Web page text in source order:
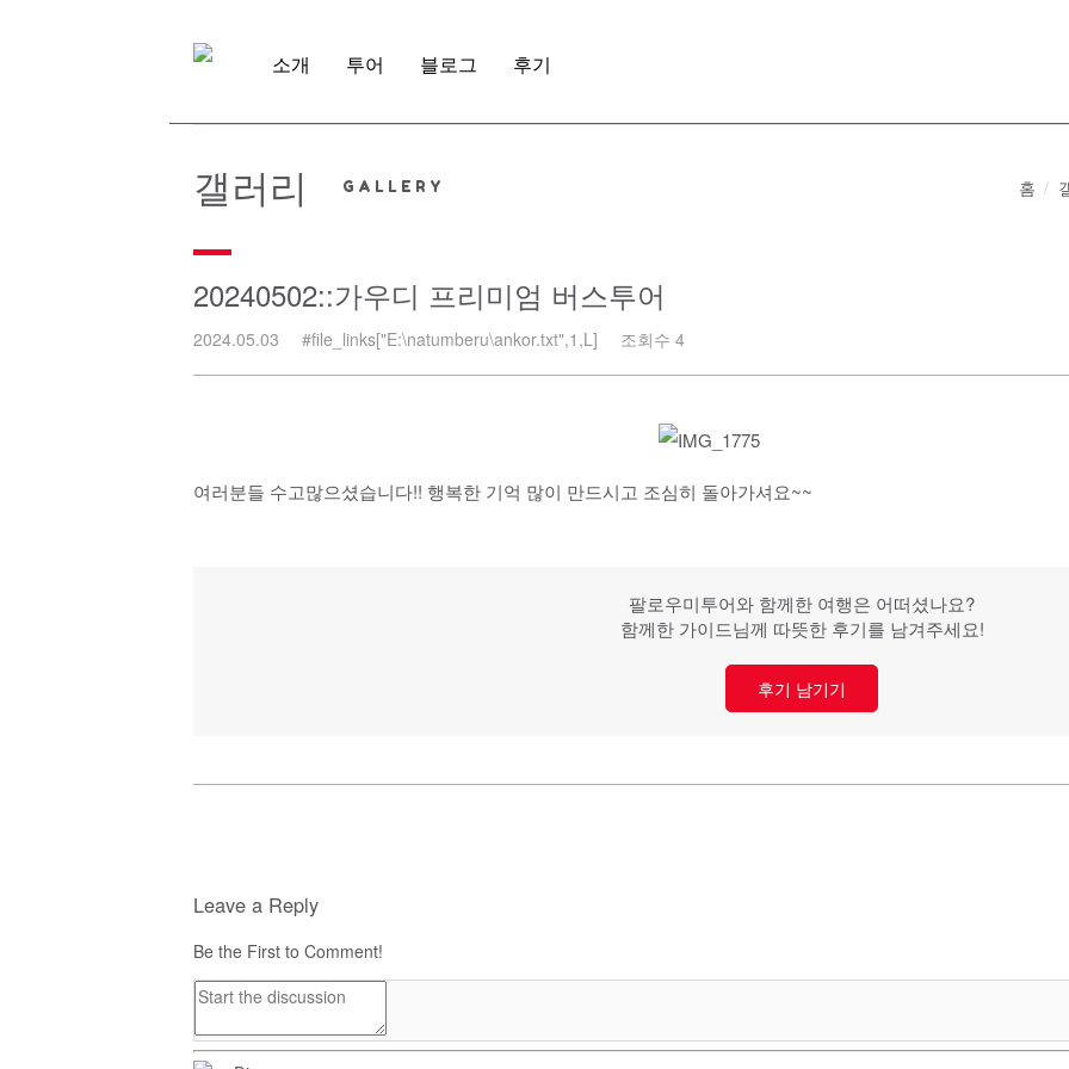
소개 투어 블로그 후기
홈
갤러리
20240502::가우디 프리미엄 버스투어
2024.05.03 #file_links["E:\natumberu\ankor.txt",1,L] 조회수 4
여러분들 수고많으셨습니다!! 행복한 기억 많이 만드시고 조심히 돌아가셔요~~
팔로우미투어와 함께한 여행은 어떠셨나요?
함께한 가이드님께 따뜻한 후기를 남겨주세요!
후기 남기기
Leave a Reply
Be the First to Comment!